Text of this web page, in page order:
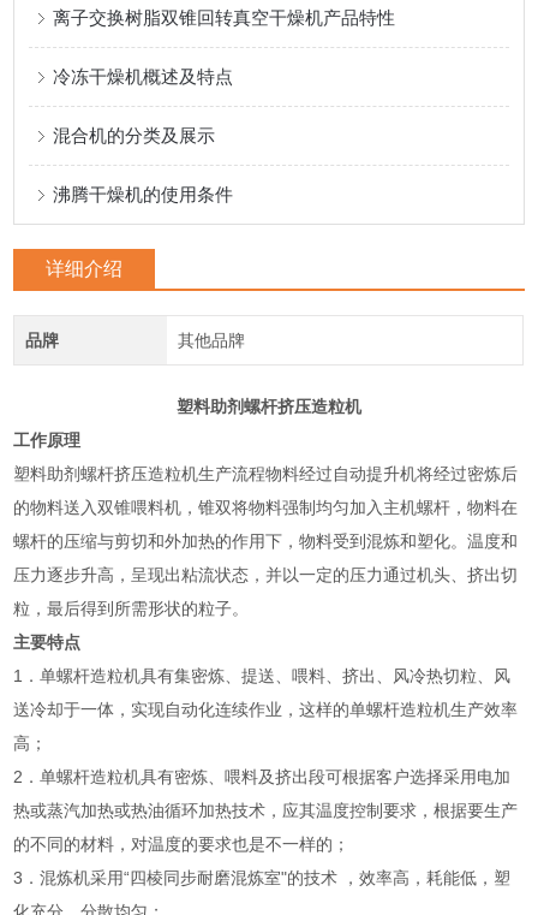
离子交换树脂双锥回转真空干燥机产品特性
冷冻干燥机概述及特点
混合机的分类及展示
沸腾干燥机的使用条件
详细介绍
品牌 其他品牌
塑料助剂螺杆挤压造粒机
工作原理
塑料助剂螺杆挤压造粒机生产流程物料经过自动提升机将经过密炼后
的物料送入双锥喂料机，锥双将物料强制均匀加入主机螺杆，物料在
螺杆的压缩与剪切和外加热的作用下，物料受到混炼和塑化。温度和
压力逐步升高，呈现出粘流状态，并以一定的压力通过机头、挤出切
粒，最后得到所需形状的粒子。
主要特点
1．单螺杆造粒机具有集密炼、提送、喂料、挤出、风冷热切粒、风
送冷却于一体，实现自动化连续作业，这样的单螺杆造粒机生产效率
高；
2．单螺杆造粒机具有密炼、喂料及挤出段可根据客户选择采用电加
热或蒸汽加热或热油循环加热技术，应其温度控制要求，根据要生产
的不同的材料，对温度的要求也是不一样的；
3．混炼机采用“四棱同步耐磨混炼室"的技术 ，效率高，耗能低，塑